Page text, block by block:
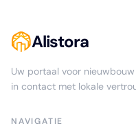
Alistora
Uw portaal voor
in contact met lokale
NAVIGATIE